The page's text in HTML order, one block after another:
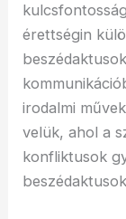
érettségin
irodalmi
velük, ahol a
konfliktusok